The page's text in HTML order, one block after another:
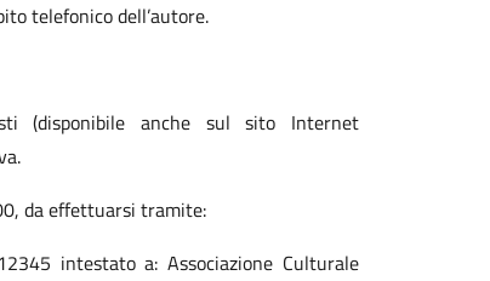
telefonico dell’autore.
(disponibile anche sul sito Internet
da effettuarsi tramite:
intestato a: Associazione Culturale